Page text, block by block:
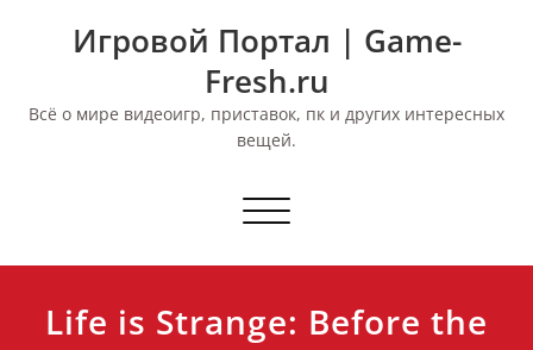
Игровой Портал | Game-
Fresh.ru
Всё о мире видеоигр, приставок, пк и других интересных
вещей.
Переключить
Life is Strange: Before the